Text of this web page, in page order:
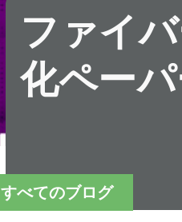
すべてのブログ
ファイ
化ペー